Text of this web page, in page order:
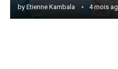
by Etienne Kambala 4 mois